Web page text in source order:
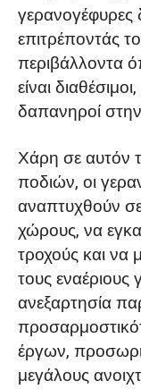
γερανογέφυρες
επιτρέποντάς
περιβάλλοντα
είναι
δαπανηροί
Χάρη σε αυτόν
ποδιών, οι
αναπτυχθούν
χώρους, να
τροχούς και να
τους
ανεξαρτησία
έργων,
μεγάλους